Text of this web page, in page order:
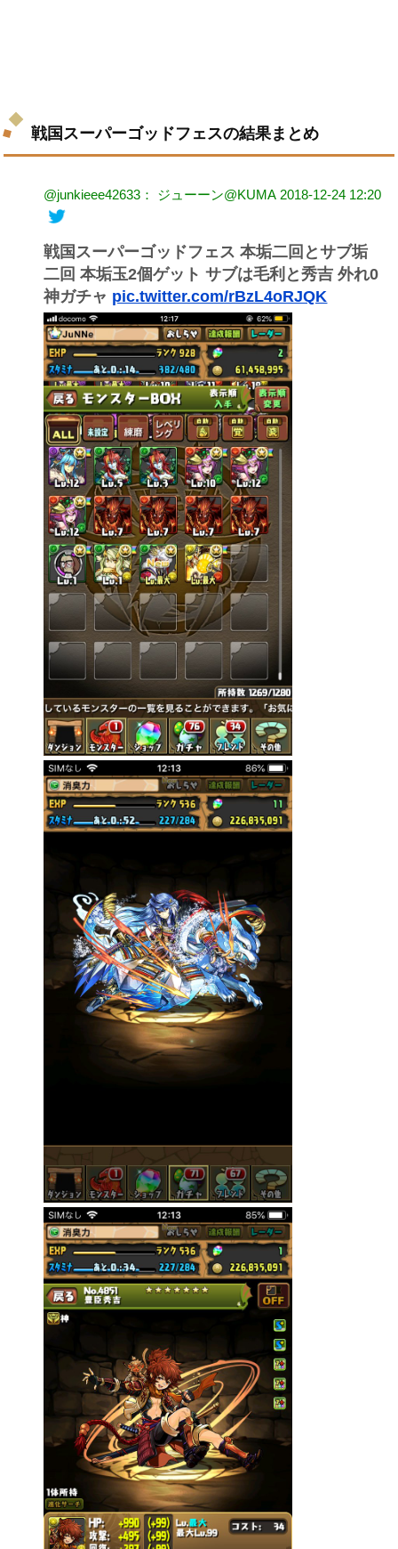
戦国スーパーゴッドフェスの結果まとめ
@junkieee42633： ジューーン@KUMA 2018-12-24 12:20
戦国スーパーゴッドフェス 本垢二回とサブ垢
二回 本垢玉2個ゲット サブは毛利と秀吉 外れ0
神ガチャ pic.twitter.com/rBzL4oRJQK